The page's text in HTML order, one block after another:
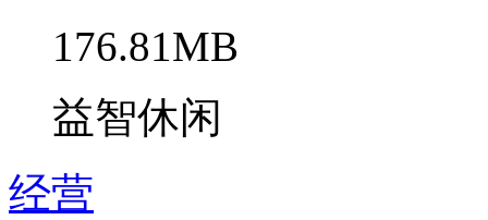
176.81MB
益智休闲
经营